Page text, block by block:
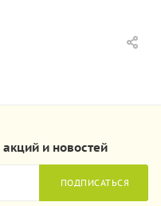
и новостей
ПОДПИСАТЬСЯ